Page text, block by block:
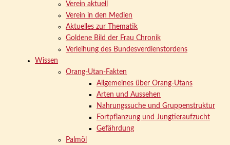
Verein aktuell
Verein in den Medien
Aktuelles zur Thematik
Goldene Bild der Frau Chronik
Verleihung des Bundesverdienstordens
Wissen
Orang-Utan-Fakten
Allgemeines über Orang-Utans
Arten und Aussehen
Nahrungssuche und Gruppenstruktur
Fortpflanzung und Jungtieraufzucht
Gefährdung
Palmöl